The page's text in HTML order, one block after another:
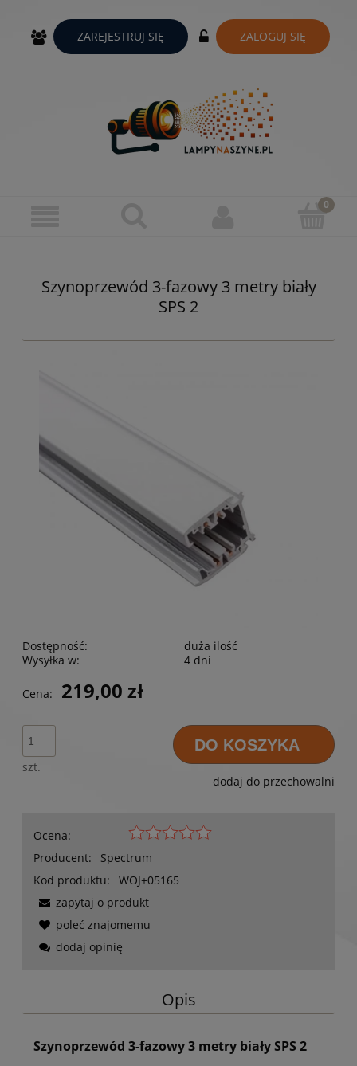
ZAREJESTRUJ SIĘ ZALOGUJ SIĘ
Szynoprzewód 3-fazowy 3 metry biały
SPS 2
Dostępność:
duża ilość
Wysyłka w:
4 dni
Cena: 219,00 zł
szt.
DO KOSZYKA
dodaj do przechowalni
Ocena:
Producent:
Spectrum
Kod produktu:
WOJ+05165
zapytaj o produkt
poleć znajomemu
dodaj opinię
Opis
Szynoprzewód 3-fazowy 3 metry biały SPS 2